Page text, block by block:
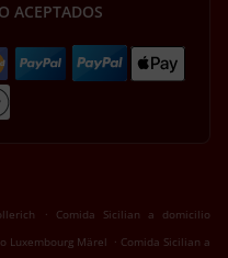
ACEPTADOS
.
Comida Sicilian a domicilio
Luxembourg Märel . Comida Sicilian a